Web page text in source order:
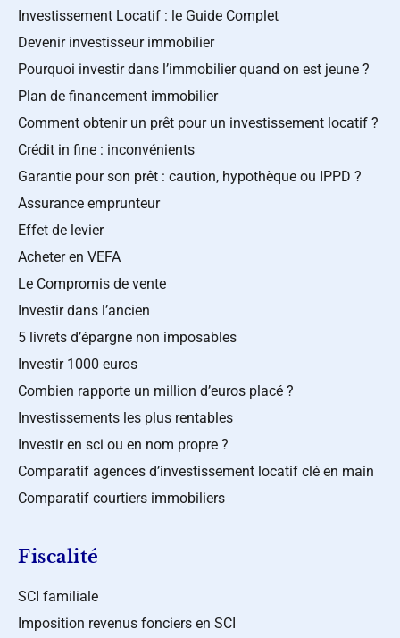
Investissement Locatif : le Guide Complet
Devenir investisseur immobilier
Pourquoi investir dans l’immobilier quand on est jeune ?
Plan de financement immobilier
Comment obtenir un prêt pour un investissement locatif ?
Crédit in fine : inconvénients
Garantie pour son prêt : caution, hypothèque ou IPPD ?
Assurance emprunteur
Effet de levier
Acheter en VEFA
Le Compromis de vente
Investir dans l’ancien
5 livrets d’épargne non imposables
Investir 1000 euros
Combien rapporte un million d’euros placé ?
Investissements les plus rentables
Investir en sci ou en nom propre ?
Comparatif agences d’investissement locatif clé en main
Comparatif courtiers immobiliers
Fiscalité
SCI familiale
Imposition revenus fonciers en SCI